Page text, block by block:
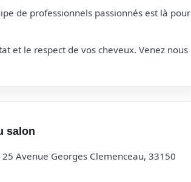
de professionnels passionnés est là pour
et le respect de vos cheveux. Venez nous
salon
25 Avenue Georges Clemenceau, 33150